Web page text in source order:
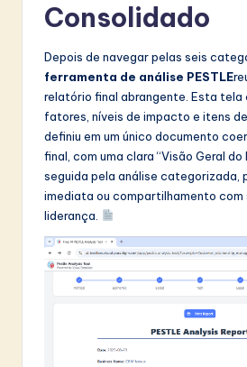
Consolidado
Depois de navegar pelas seis
ferramenta de análise PESTLE
relatório final abrangente. Esta tela
fatores, níveis de impacto e itens
definiu em um único documento
final, com uma clara “Visão Geral do
seguida pela análise categorizada,
imediata ou compartilhamento com
liderança.